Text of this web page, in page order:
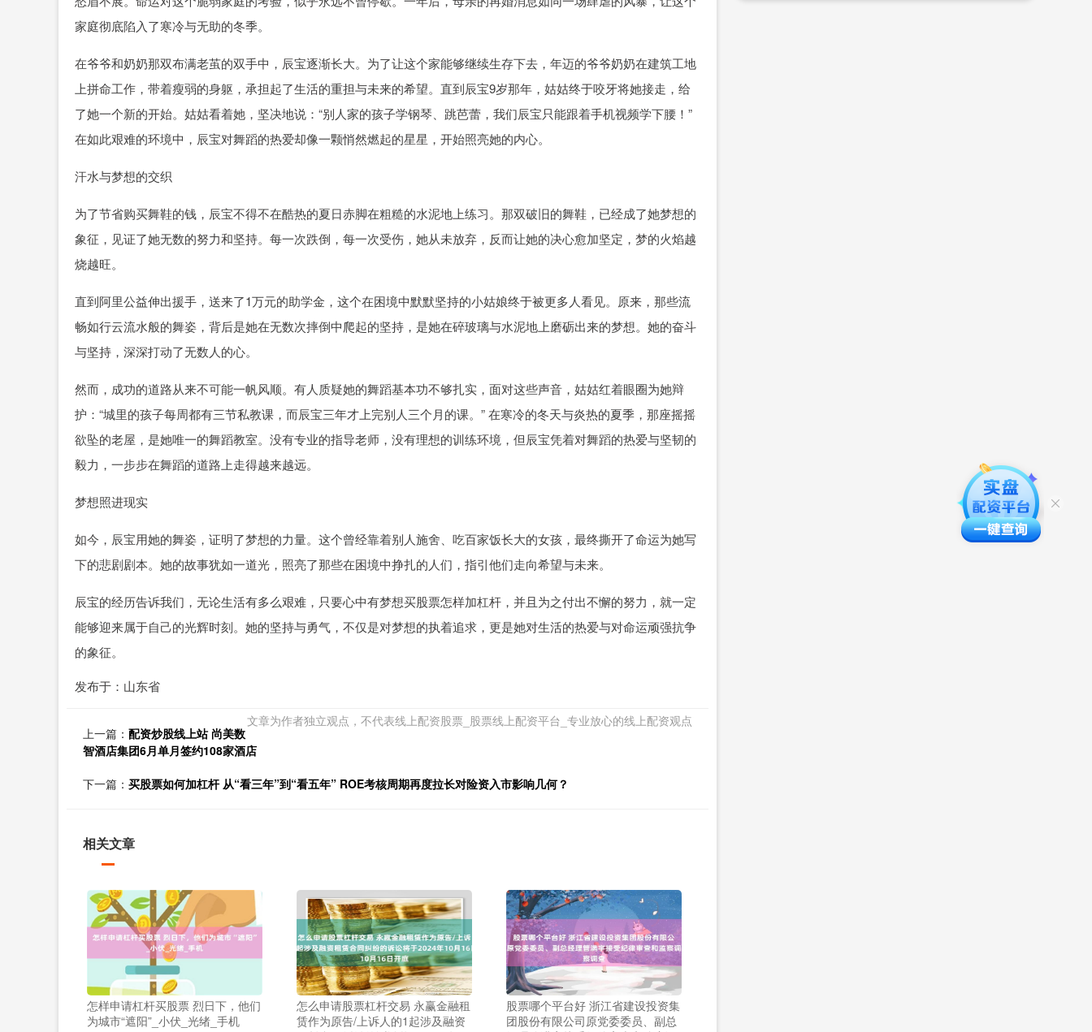
家庭彻底陷入了寒冷与无助的冬季。
在爷爷和奶奶那双布满老茧的双手中，辰宝逐渐长大。为了让这个家能够继续生存下去，年迈的爷爷奶奶在建筑工地
上拼命工作，带着瘦弱的身躯，承担起了生活的重担与未来的希望。直到辰宝9岁那年，姑姑终于咬牙将她接走，给
了她一个新的开始。姑姑看着她，坚决地说：“别人家的孩子学钢琴、跳芭蕾，我们辰宝只能跟着手机视频学下腰！”
在如此艰难的环境中，辰宝对舞蹈的热爱却像一颗悄然燃起的星星，开始照亮她的内心。
汗水与梦想的交织
为了节省购买舞鞋的钱，辰宝不得不在酷热的夏日赤脚在粗糙的水泥地上练习。那双破旧的舞鞋，已经成了她梦想的
象征，见证了她无数的努力和坚持。每一次跌倒，每一次受伤，她从未放弃，反而让她的决心愈加坚定，梦的火焰越
烧越旺。
直到阿里公益伸出援手，送来了1万元的助学金，这个在困境中默默坚持的小姑娘终于被更多人看见。原来，那些流
畅如行云流水般的舞姿，背后是她在无数次摔倒中爬起的坚持，是她在碎玻璃与水泥地上磨砺出来的梦想。她的奋斗
与坚持，深深打动了无数人的心。
然而，成功的道路从来不可能一帆风顺。有人质疑她的舞蹈基本功不够扎实，面对这些声音，姑姑红着眼圈为她辩
护：“城里的孩子每周都有三节私教课，而辰宝三年才上完别人三个月的课。” 在寒冷的冬天与炎热的夏季，那座摇摇
欲坠的老屋，是她唯一的舞蹈教室。没有专业的指导老师，没有理想的训练环境，但辰宝凭着对舞蹈的热爱与坚韧的
毅力，一步步在舞蹈的道路上走得越来越远。
梦想照进现实
如今，辰宝用她的舞姿，证明了梦想的力量。这个曾经靠着别人施舍、吃百家饭长大的女孩，最终撕开了命运为她写
下的悲剧剧本。她的故事犹如一道光，照亮了那些在困境中挣扎的人们，指引他们走向希望与未来。
辰宝的经历告诉我们，无论生活有多么艰难，只要心中有梦想买股票怎样加杠杆，并且为之付出不懈的努力，就一定
能够迎来属于自己的光辉时刻。她的坚持与勇气，不仅是对梦想的执着追求，更是她对生活的热爱与对命运顽强抗争
的象征。
发布于：山东省
文章为作者独立观点，不代表线上配资股票_股票线上配资平台_专业放心的线上配资观点
上一篇： 配资炒股线上站 尚美数
智酒店集团6月单月签约108家酒店
下一篇： 买股票如何加杠杆 从“看三年”到“看五年” ROE考核周期再度拉长对险资入市影响几何？
相关文章
怎样申请杠杆买股票 烈日下，他们
为城市“遮阳”_小伏_光绪_手机
怎么申请股票杠杆交易 永赢金融租
赁作为原告/上诉人的1起涉及融资
股票哪个平台好 浙江省建设投资集
团股份有限公司原党委委员、副总